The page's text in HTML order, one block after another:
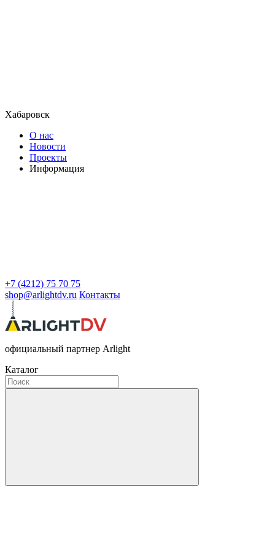
Хабаровск
О нас
Новости
Проекты
Информация
+7 (4212) 75 70 75
shop@arlightdv.ru Контакты
официальный партнер Arlight
Каталог